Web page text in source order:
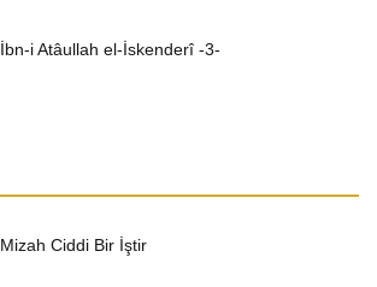
İbn-i Atâullah el-İskenderî -3-
Mizah Ciddi Bir İştir